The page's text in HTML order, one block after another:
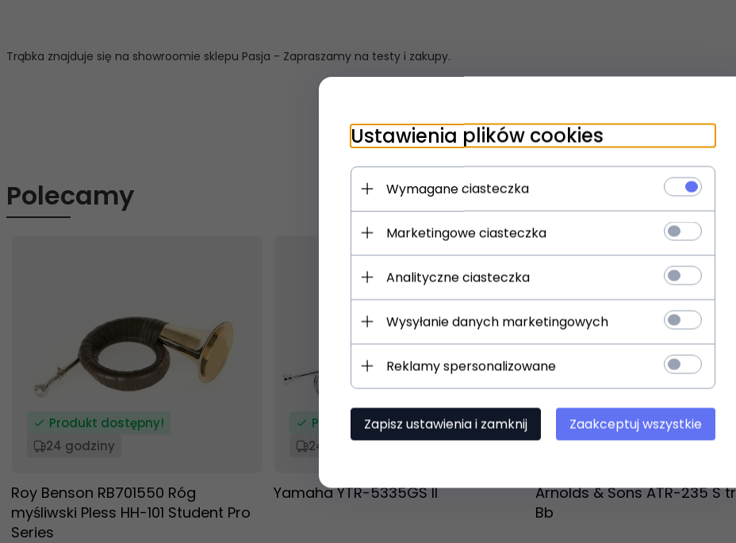
Trąbka znajduje się na showroomie sklepu Pasja - Zapraszamy na testy i zakupy.
Polecamy
Produkt dostępny!
24 godziny
Roy Benson RB701550 Róg
myśliwski Pless HH-101 Student Pro
Series
Produkt dostępny!
24 godziny
Yamaha YTR-5335GS II
Produkt dostępny!
24 godziny
Arnolds & Sons ATR-235 S
Bb
Ustawienia plików cookies
Wymagane ciasteczka
Marketingowe ciasteczka
Analityczne ciasteczka
Wysyłanie danych marketingowych
Reklamy spersonalizowane
Zapisz ustawienia i zamknij Zaakceptuj wszystkie